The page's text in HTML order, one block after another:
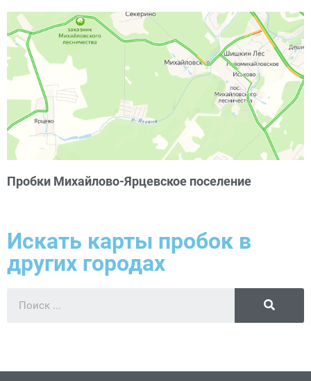
Пробки Михайлово-Ярцевское поселение
Искать карты пробок в
других городах